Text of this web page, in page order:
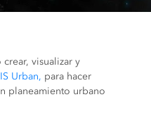
visualizar y
Urban, para hacer
planeamiento urbano